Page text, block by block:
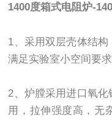
1400度箱式电阻炉-
1、采用双层壳体结构
满足实验室小空间要求
2、炉膛采用进口氧
用，拉伸强度高，无